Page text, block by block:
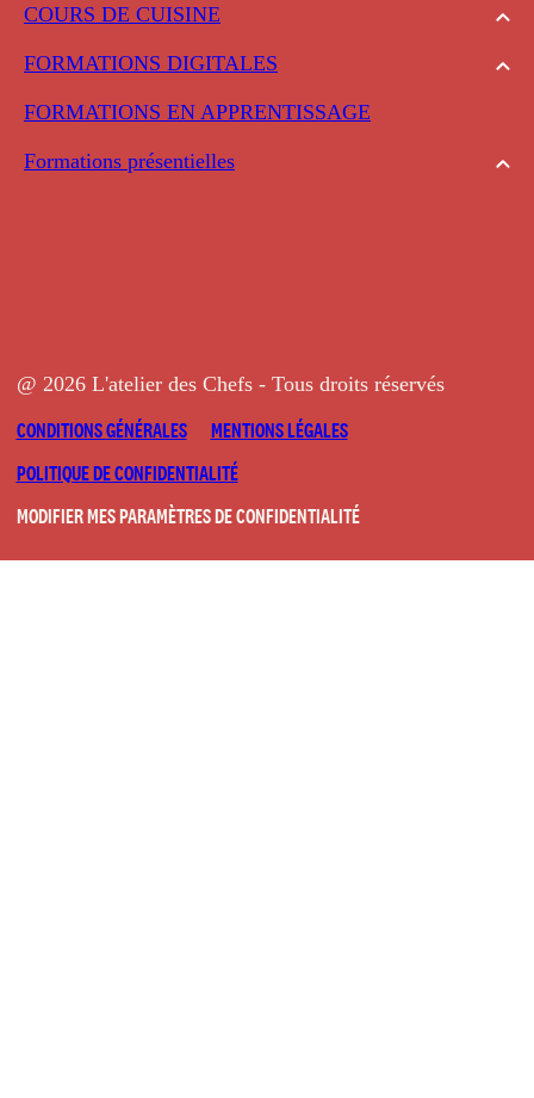
COURS DE CUISINE
FORMATIONS DIGITALES
FORMATIONS EN APPRENTISSAGE
Formations présentielles
@ 2026 L'atelier des Chefs - Tous droits réservés
CONDITIONS GÉNÉRALES
MENTIONS LÉGALES
POLITIQUE DE CONFIDENTIALITÉ
MODIFIER MES PARAMÈTRES DE CONFIDENTIALITÉ